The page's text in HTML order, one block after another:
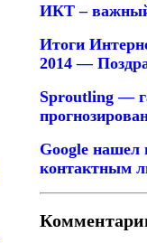
ИКТ –
Итоги
2014 —
Sproutling —
Google нашел
контактным